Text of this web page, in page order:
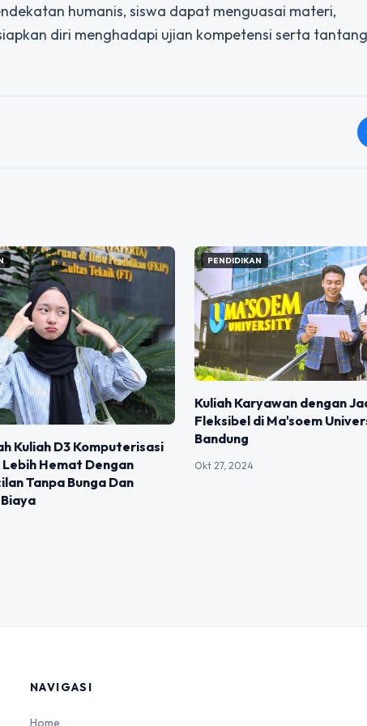
humanis, siswa dapat menguasai materi,
diri menghadapi ujian kompetensi serta
Kuliah D3 Komputerisasi
Hemat Dengan
Tanpa Bunga Dan
PENDIDIKAN
Kuliah Karyawan dengan
Fleksibel di Ma'soem
Bandung
Okt 27, 2024
NAVIGASI
Home